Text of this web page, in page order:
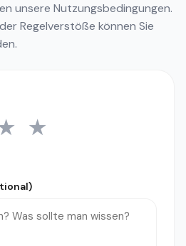
unsere Nutzungsbedingungen.
Regelverstöße können Sie
4 Sterne5 Sterne
★